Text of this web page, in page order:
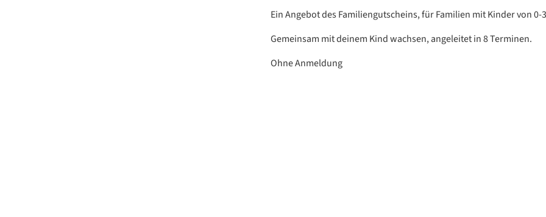
Ein Angebot des Familiengutscheins, für Familien mit Kinder von 0-
Gemeinsam mit deinem Kind wachsen, angeleitet in 8 Terminen.
Ohne Anmeldung